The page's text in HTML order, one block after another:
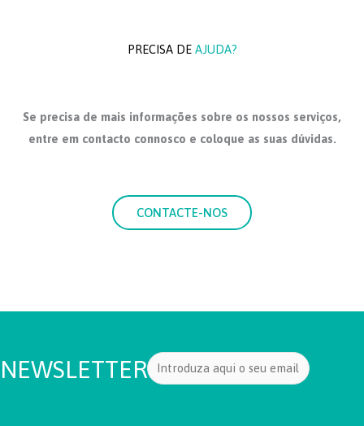
PRECISA DE AJUDA?
Se precisa de mais informações sobre os nossos serviços,
entre em contacto connosco e coloque as suas dúvidas.
CONTACTE-NOS
NEWSLETTER